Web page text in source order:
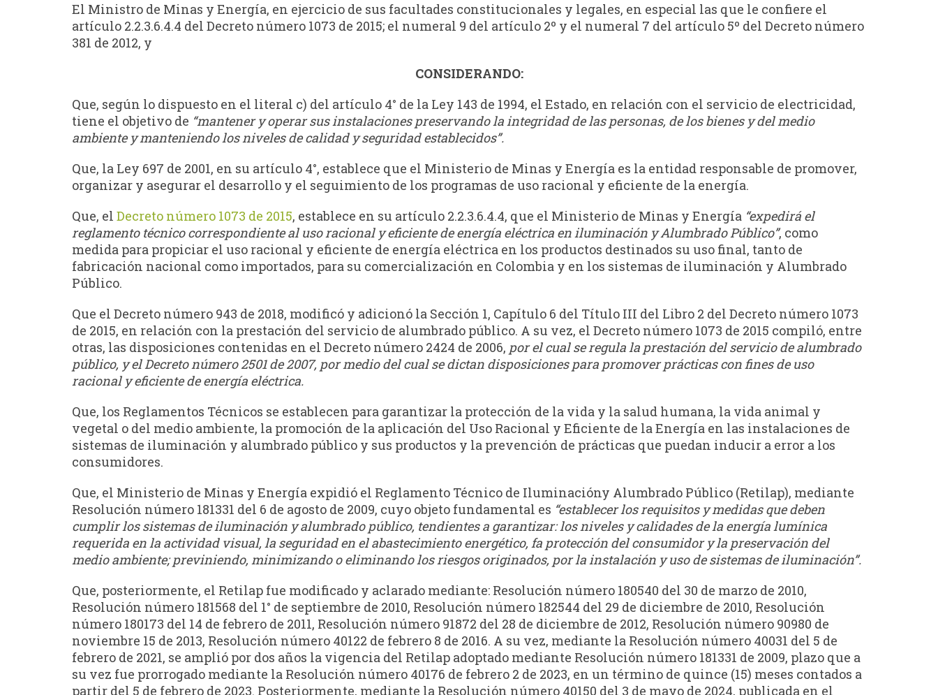
El Ministro de Minas y Energía, en ejercicio de sus facultades constitucionales y legales, en especial las que le confiere el
artículo 2.2.3.6.4.4 del Decreto número 1073 de 2015; el numeral 9 del artículo 2º y el numeral 7 del artículo 5º del Decreto número
381 de 2012, y
CONSIDERANDO:
Que, según lo dispuesto en el literal c) del artículo 4° de la Ley 143 de 1994, el Estado, en relación con el servicio de electricidad,
tiene el objetivo de “mantener y operar sus instalaciones preservando la integridad de las personas, de los bienes y del medio
ambiente y manteniendo los niveles de calidad y seguridad establecidos”.
Que, la Ley 697 de 2001, en su artículo 4°, establece que el Ministerio de Minas y Energía es la entidad responsable de promover,
organizar y asegurar el desarrollo y el seguimiento de los programas de uso racional y eficiente de la energía.
Que, elDecreto número 1073 de 2015, establece en su artículo 2.2.3.6.4.4, que el Ministerio de Minas y Energía “expedirá el
reglamento técnico correspondiente al uso racional y eficiente de energía eléctrica en iluminación y Alumbrado Público”, como
medida para propiciar el uso racional y eficiente de energía eléctrica en los productos destinados su uso final, tanto de
fabricación nacional como importados, para su comercialización en Colombia y en los sistemas de iluminación y Alumbrado
Público.
Que el Decreto número 943 de 2018, modificó y adicionó la Sección 1, Capítulo 6 del Título III del Libro 2 del Decreto número 1073
de 2015, en relación con la prestación del servicio de alumbrado público. A su vez, el Decreto número 1073 de 2015 compiló, entre
otras, las disposiciones contenidas en el Decreto número 2424 de 2006, por el cual se regula la prestación del servicio de alumbrado
público, y el Decreto número 2501 de 2007, por medio del cual se dictan disposiciones para promover prácticas con fines de uso
racional y eficiente de energía eléctrica.
Que, los Reglamentos Técnicos se establecen para garantizar la protección de la vida y la salud humana, la vida animal y
vegetal o del medio ambiente, la promoción de la aplicación del Uso Racional y Eficiente de la Energía en las instalaciones de
sistemas de iluminación y alumbrado público y sus productos y la prevención de prácticas que puedan inducir a error a los
consumidores.
Que, el Ministerio de Minas y Energía expidió el Reglamento Técnico de Iluminacióny Alumbrado Público (Retilap), mediante
Resolución número 181331 del 6 de agosto de 2009, cuyo objeto fundamental es “establecer los requisitos y medidas que deben
cumplir los sistemas de iluminación y alumbrado público, tendientes a garantizar: los niveles y calidades de la energía lumínica
requerida en la actividad visual, la seguridad en el abastecimiento energético, fa protección del consumidor y la preservación del
medio ambiente; previniendo, minimizando o eliminando los riesgos originados, por lainstalación y uso de sistemas de iluminación”.
Que, posteriormente, el Retilap fue modificado y aclarado mediante: Resolución número 180540 del 30 de marzo de 2010,
Resolución número 181568 del 1° de septiembre de 2010, Resolución número 182544 del 29 de diciembre de 2010, Resolución
número 180173 del 14 de febrero de 2011, Resolución número 91872 del 28 de diciembre de 2012, Resolución número 90980 de
noviembre 15 de 2013, Resolución número 40122 de febrero 8 de 2016. A su vez, mediante la Resolución número 40031 del 5 de
febrero de 2021, se amplió por dos años la vigencia del Retilap adoptado mediante Resolución número 181331 de 2009, plazo que a
su vez fue prorrogado mediante la Resolución número 40176 de febrero 2 de 2023, en un término de quince (15) meses contados a
partir del 5 de febrero de 2023. Posteriormente, mediante la Resolución número 40150 del 3 de mayo de 2024, publicada en el